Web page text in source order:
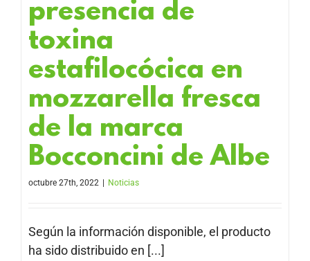
presencia de
toxina
estafilocócica en
mozzarella fresca
de la marca
Bocconcini de Albe
octubre 27th, 2022 Noticias
Según la información disponible, el producto
ha sido distribuido en [...]